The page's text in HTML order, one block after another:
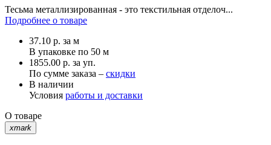
Тесьма металлизированная - это текстильная отделоч...
Подробнее о товаре
37.10 р. за м
В упаковке по 50 м
1855.00 р. за уп.
По сумме заказа – скидки
В наличии
Условия работы и доставки
О товаре
xmark